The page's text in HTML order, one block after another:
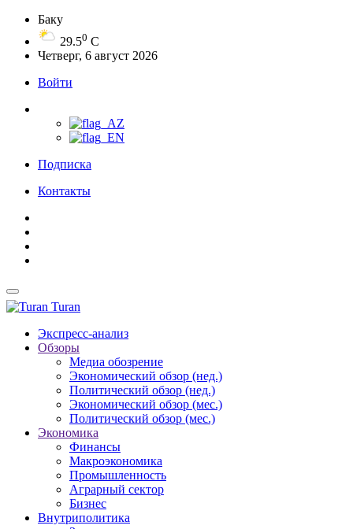
Баку
29.50 C
Четверг, 6 август 2026
Войти
Подписка
Контакты
Turan
Экспресс-анализ
Обзоры
Медиа обозрение
Экономический обзор (нед.)
Политический обзор (нед.)
Экономический обзор (мес.)
Политический обзор (мес.)
Экономика
Финансы
Макроэкономика
Промышленность
Аграрный сектор
Бизнес
Внутриполитика